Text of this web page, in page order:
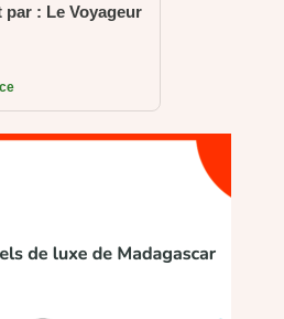
par : Le Voyageur